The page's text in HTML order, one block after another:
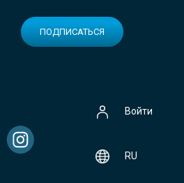
ПОДПИСАТЬСЯ
Войти
RU